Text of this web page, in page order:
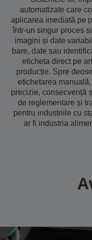
automatizate care
aplicarea imediată pe
într-un singur proces
imagini și date
bare, date sau
eticheta direct pe
producție. Spre
etichetarea
precizie, consecvență
de reglementare și
pentru industriile cu
ar fi industria